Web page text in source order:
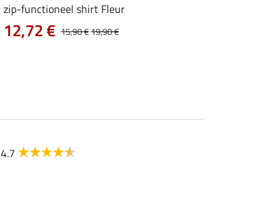
zip-functioneel shirt Fleur
15,90 €19,90 €
12,72 €
4.7